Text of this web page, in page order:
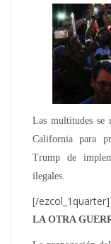
Las multitudes se
California para
Trump de
ilegales.
[/
LA OTRA